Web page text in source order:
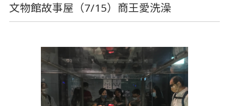
文物館故事屋（7/15）商王愛洗澡